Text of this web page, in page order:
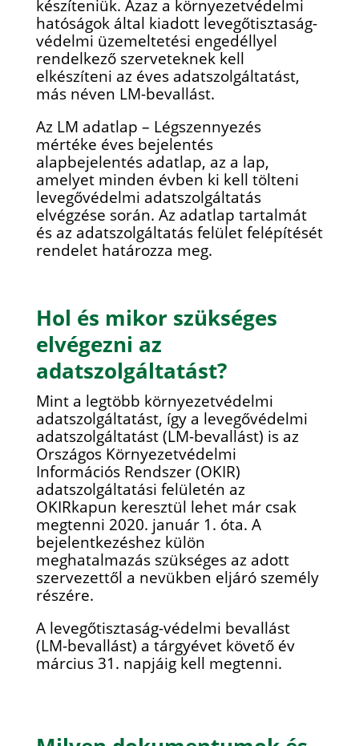
készíteniük. Azaz a környezetvédelmi
hatóságok által kiadott levegőtisztaság-
védelmi üzemeltetési engedéllyel
rendelkező szerveteknek kell
elkészíteni az éves adatszolgáltatást,
más néven LM-bevallást.
Az LM adatlap – Légszennyezés
mértéke éves bejelentés
alapbejelentés adatlap, az a lap,
amelyet minden évben ki kell tölteni
levegővédelmi adatszolgáltatás
elvégzése során. Az adatlap tartalmát
és az adatszolgáltatás felület felépítését
rendelet határozza meg.
Hol és mikor szükséges
elvégezni az
adatszolgáltatást?
Mint a legtöbb környezetvédelmi
adatszolgáltatást, így a levegővédelmi
adatszolgáltatást (LM-bevallást) is az
Országos Környezetvédelmi
Információs Rendszer (OKIR)
adatszolgáltatási felületén az
OKIRkapun keresztül lehet már csak
megtenni 2020. január 1. óta. A
bejelentkezéshez külön
meghatalmazás szükséges az adott
szervezettől a nevükben eljáró személy
részére.
A levegőtisztaság-védelmi bevallást
(LM-bevallást) a tárgyévet követő év
március 31. napjáig kell megtenni.